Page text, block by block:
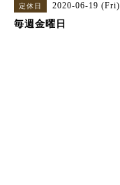
定休日 2020-06-19 (Fri)
毎週金曜日